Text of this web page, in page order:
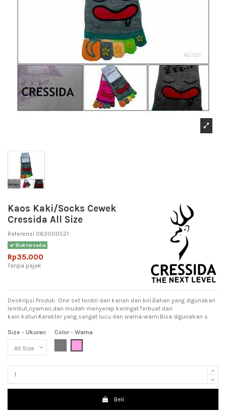
Kaos Kaki/Socks Cewek
Cressida All Size
Referensi 063000521
Stok tersedia
Rp35.000
Tanpa pajak
Deskripsi Produk: One set terdiri dari kanan dan kiri.Bahan yang digunakan
lembut,nyaman,dan mudah menyerap keringat.Terbuat dari
kain katun.Karakter yang sangat lucu dan warna-warni.Bisa digunakan s
Size - Ukuran
Color - Warna
Beli